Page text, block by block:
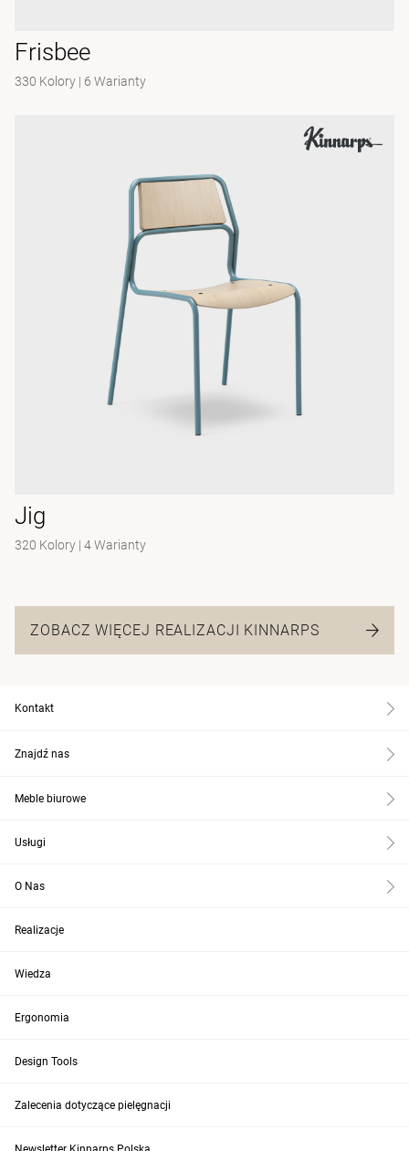
Frisbee
330 Kolory | 6 Warianty
Jig
320 Kolory | 4 Warianty
ZOBACZ WIĘCEJ REALIZACJI KINNARPS
Kontakt
Znajdź nas
Meble biurowe
Usługi
O Nas
Realizacje
Wiedza
Ergonomia
Design Tools
Zalecenia dotyczące pielęgnacji